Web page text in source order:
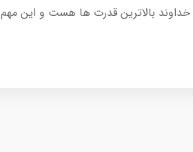
بالاترین قدرت ها هست و این مهم